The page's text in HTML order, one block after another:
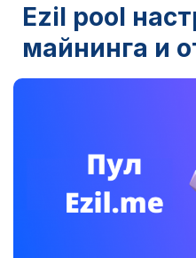
Ezil pool
майнинга и